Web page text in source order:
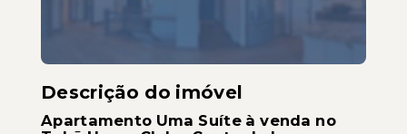
Descrição do imóvel
Apartamento Uma Suíte à venda no